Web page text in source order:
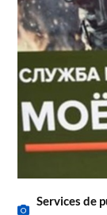
Services de